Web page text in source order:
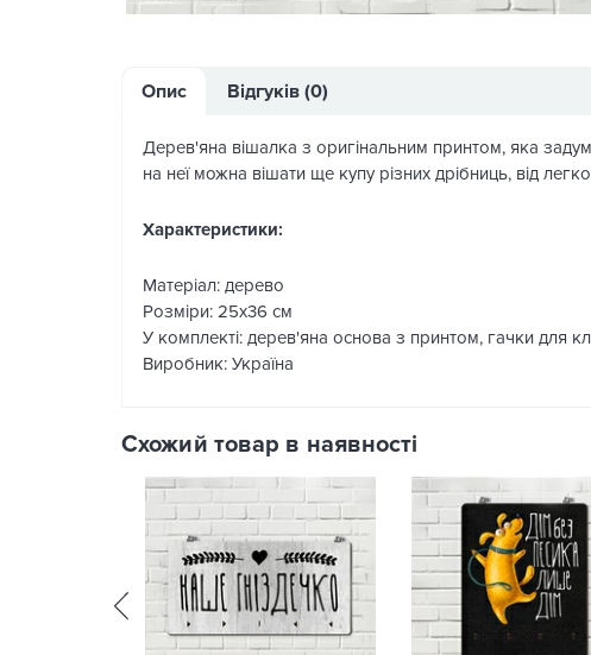
Опис Відгуків (0)
Дерев'яна вішалка з оригінальним принтом, яка
на неї можна вішати ще купу різних дрібниць, від
Характеристики:
Матеріал: дерево
Розміри: 25х36 см
У комплекті: дерев'яна основа з принтом, гачки для
Виробник: Україна
Схожий товар в наявності